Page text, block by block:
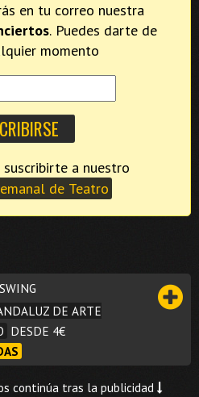
en tu correo nuestra
. Puedes darte de
momento
de Teatro
DE ARTE
DESDE 4€
continúa tras la publicidad